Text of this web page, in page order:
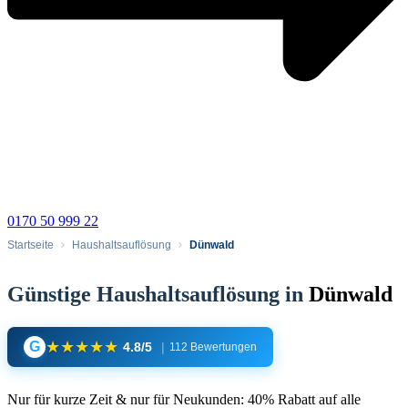
0170 50 999 22
Startseite Haushaltsauflösung Dünwald
Günstige Haushaltsauflösung in Dünwald
G ★★★★★ 4.8/5 | 112 Bewertungen
Nur für kurze Zeit & nur für Neukunden: 40% Rabatt auf alle